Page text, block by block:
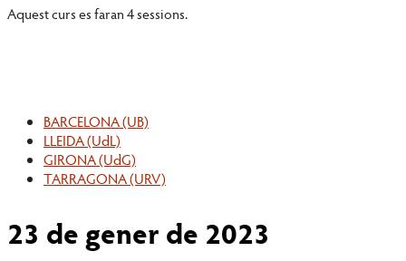
Aquest curs es faran 4 sessions.
BARCELONA (UB)
LLEIDA (UdL)
GIRONA (UdG)
TARRAGONA (URV)
23 de gener de 2023